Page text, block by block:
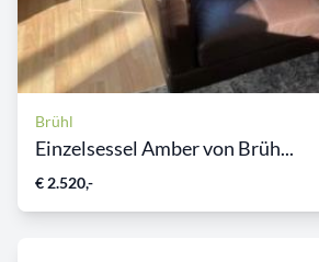
Brühl
Einzelsessel Amber von Brüh...
€ 2.520,-